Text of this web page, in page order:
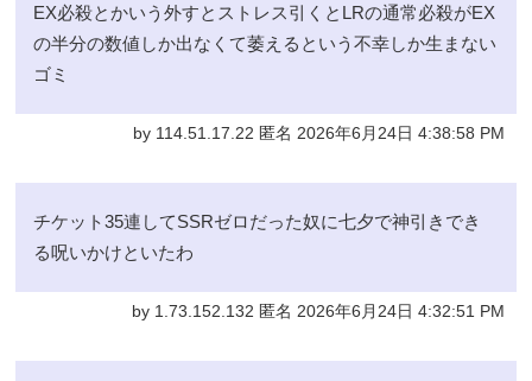
EX必殺とかいう外すとストレス引くとLRの通常必殺がEX
の半分の数値しか出なくて萎えるという不幸しか生まない
ゴミ
by 114.51.17.22 匿名 2026年6月24日 4:38:58 PM
チケット35連してSSRゼロだった奴に七夕で神引きでき
る呪いかけといたわ
by 1.73.152.132 匿名 2026年6月24日 4:32:51 PM